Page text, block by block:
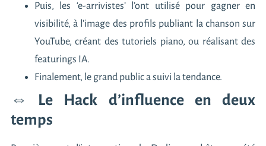
Puis, les ‘e-arrivistes’ l’ont utilisé pour gagner en
visibilité, à l’image des profils publiant la chanson sur
YouTube, créant des tutoriels piano, ou réalisant des
featurings IA.
Finalement, le grand public a suivi la tendance.
⇔ Le Hack d’influence en deux
temps